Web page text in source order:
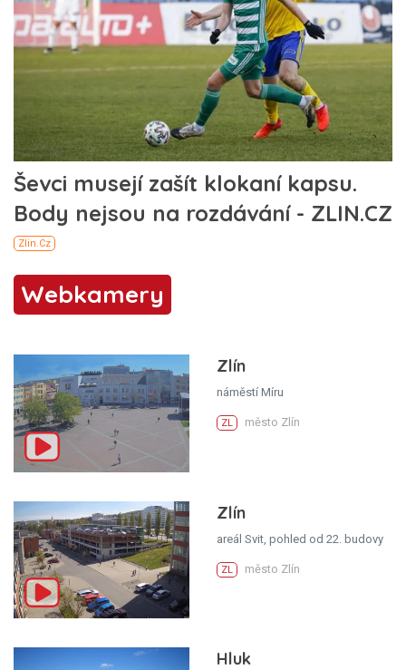
Webkamery
Zlín
náměstí Míru
ZL město Zlín
Zlín
areál Svit, pohled od 22. budovy
ZL město Zlín
Hluk